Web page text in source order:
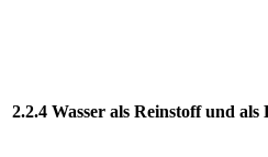
2.2.4 Wasser als Reinstoff und als